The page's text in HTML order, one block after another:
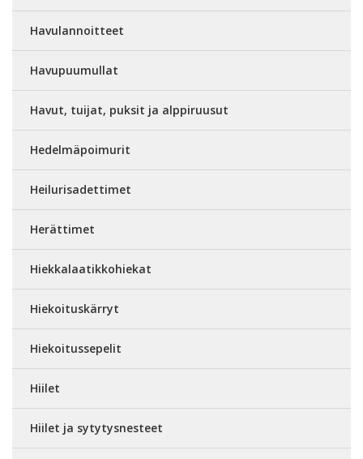
Havulannoitteet
Havupuumullat
Havut, tuijat, puksit ja alppiruusut
Hedelmäpoimurit
Heilurisadettimet
Herättimet
Hiekkalaatikkohiekat
Hiekoituskärryt
Hiekoitussepelit
Hiilet
Hiilet ja sytytysnesteet